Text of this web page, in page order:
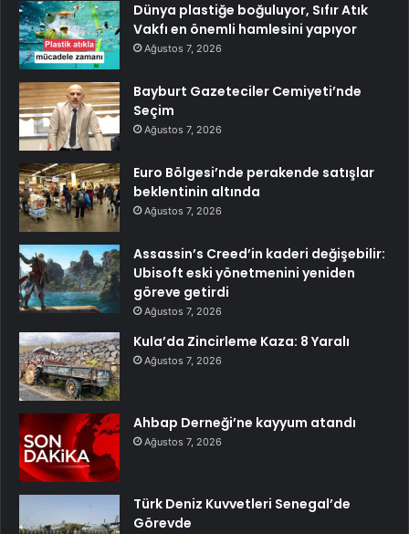
Dünya plastiğe boğuluyor, Sıfır Atık
Vakfı en önemli hamlesini yapıyor
Ağustos 7, 2026
Bayburt Gazeteciler Cemiyeti’nde
Seçim
Ağustos 7, 2026
Euro Bölgesi’nde perakende satışlar
beklentinin altında
Ağustos 7, 2026
Assassin’s Creed’in kaderi değişebilir:
Ubisoft eski yönetmenini yeniden
göreve getirdi
Ağustos 7, 2026
Kula’da Zincirleme Kaza: 8 Yaralı
Ağustos 7, 2026
Ahbap Derneği’ne kayyum atandı
Ağustos 7, 2026
Türk Deniz Kuvvetleri Senegal’de
Görevde